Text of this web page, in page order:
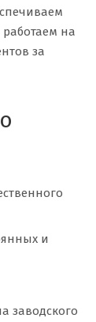
работаем на
за
и
заводского